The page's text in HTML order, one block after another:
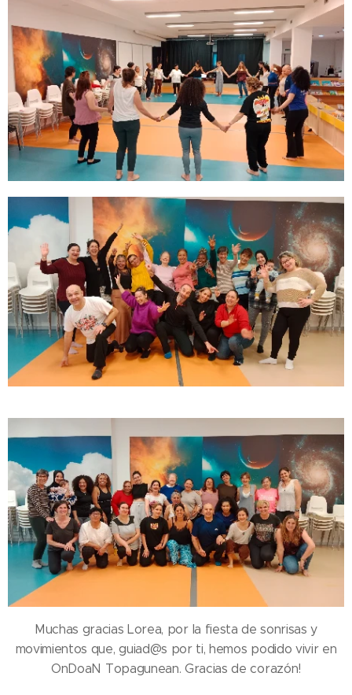
Muchas gracias Lorea, por la fiesta de sonrisas y
movimientos que, guiad@s por ti, hemos podido vivir en
OnDoaN Topagunean. Gracias de corazón!